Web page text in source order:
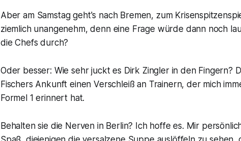
Aber am Samstag geht's nach Bremen, zum
ziemlich unangenehm, denn eine Frage würde dann noch
die Chefs durch?
Oder besser: Wie sehr juckt es Dirk Zingler in den Fingern?
Fischers Ankunft einen Verschleiß an Trainern, der mich
Formel 1 erinnert hat.
Behalten sie die Nerven in Berlin? Ich hoffe es. Mir